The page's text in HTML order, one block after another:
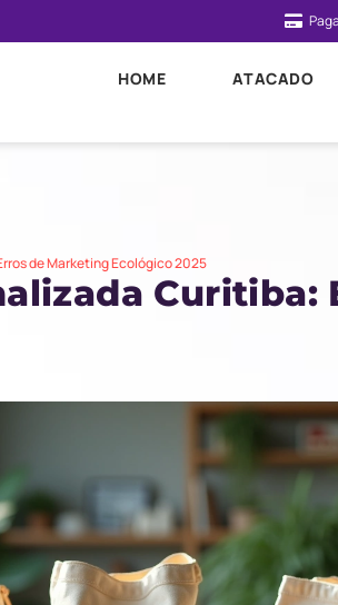
HOME ATACADO
de Marketing Ecológico 2025